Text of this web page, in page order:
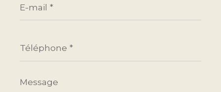
mail
*
*
Message
*